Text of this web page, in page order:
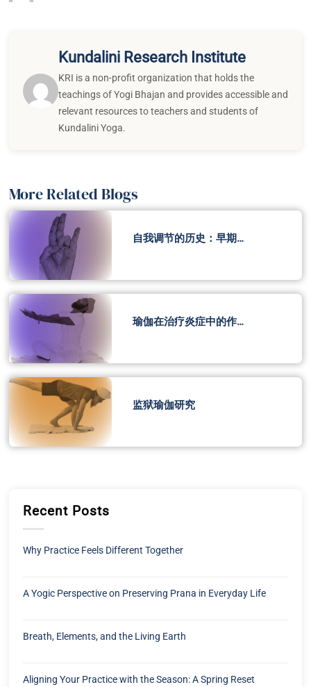
Kundalini Research Institute
KRI is a non-profit organization that holds the
teachings of Yogi Bhajan and provides accessible and
relevant resources to teachers and students of
Kundalini Yoga.
More Related Blogs
自我调节的历史：早期…
瑜伽在治疗炎症中的作…
监狱瑜伽研究
Recent Posts
Why Practice Feels Different Together
A Yogic Perspective on Preserving Prana in Everyday Life
Breath, Elements, and the Living Earth
Aligning Your Practice with the Season: A Spring Reset